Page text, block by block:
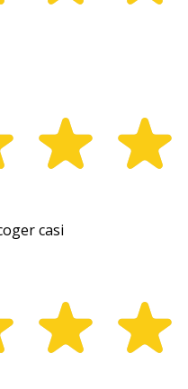
casi